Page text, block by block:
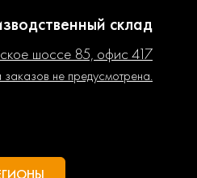
склад
шоссе 85, офис 417
заказов не предусмотрена.